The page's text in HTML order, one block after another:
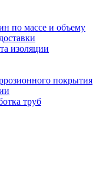
по массе и объему
изоляции
покрытия
труб